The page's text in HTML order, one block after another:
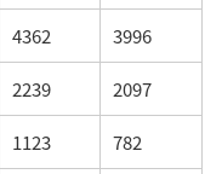
4362 3996
2239 2097
1123 782